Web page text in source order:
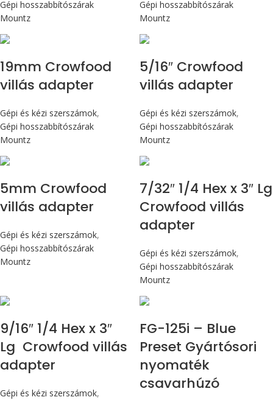
Gépi hosszabbítószárak
Mountz
Gépi hosszabbítószárak
Mountz
19mm Crowfood
villás adapter
Gépi és kézi szerszámok,
Gépi hosszabbítószárak
Mountz
5/16″ Crowfood
villás adapter
Gépi és kézi szerszámok,
Gépi hosszabbítószárak
Mountz
5mm Crowfood
villás adapter
Gépi és kézi szerszámok,
Gépi hosszabbítószárak
Mountz
7/32″ 1/4 Hex x 3″ Lg
Crowfood villás
adapter
Gépi és kézi szerszámok,
Gépi hosszabbítószárak
Mountz
9/16″ 1/4 Hex x 3″
Lg Crowfood villás
adapter
Gépi és kézi szerszámok,
FG-125i – Blue
Preset Gyártósori
nyomaték
csavarhúzó